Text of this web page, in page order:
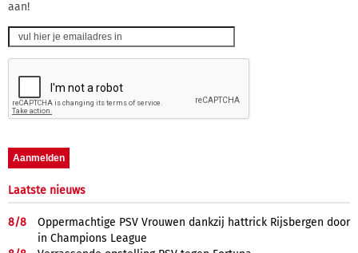
aan!
Laatste nieuws
8/8
Oppermachtige PSV Vrouwen dankzij hattrick Rijsbergen door
in Champions League